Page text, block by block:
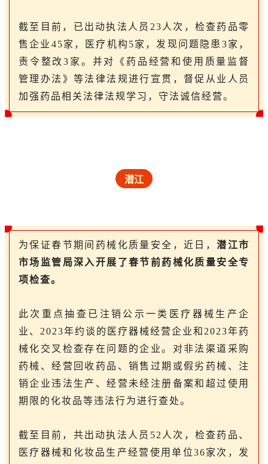
截至目前，已出动执法人员23人次，检查药品零
售企业45家，医疗机构5家，发现问题隐患3家，
责令整改3家。并对《药品经营和使用质量监督
管理办法》等法律法规进行宣贯，督促从业人员
加强药品相关法律法规学习，守法诚信经营。
潜江
为保证春节期间药械化质量安全，近日，潜江市
市场监管局深入开展了春节前药械化质量安全专
项检查。
此次重点抽查已注销公示一类医疗器械生产企
业、2023年约谈的医疗器械经营企业和2023年药
械化交叉检查存在问题的企业。对非法渠道采购
药械、经营回收药品、销售过期或假劣药械、注
销企业违法生产、经营未经注册备案和超过使用
期限的化妆品等违法行为进行查处。
截至目前，共出动执法人员52人次，检查药品、
医疗器械和化妆品生产经营使用单位36家次，发